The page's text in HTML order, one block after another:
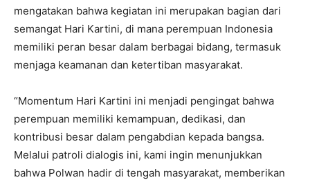
mengatakan bahwa kegiatan ini merupakan bagian dari
semangat Hari Kartini, di mana perempuan Indonesia
memiliki peran besar dalam berbagai bidang, termasuk
menjaga keamanan dan ketertiban masyarakat.
“Momentum Hari Kartini ini menjadi pengingat bahwa
perempuan memiliki kemampuan, dedikasi, dan
kontribusi besar dalam pengabdian kepada bangsa.
Melalui patroli dialogis ini, kami ingin menunjukkan
bahwa Polwan hadir di tengah masyarakat, memberikan